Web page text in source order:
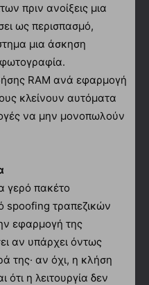
πριν ανοίξεις μια
ως περισπασμό,
μια άσκηση
RAM ανά εφαρμογή
κλείνουν αυτόματα
να μην μονοπωλούν
γερό πακέτο
spoofing τραπεζικών
εφαρμογή της
αν υπάρχει όντως
της· αν όχι, η κλήση
ότι η λειτουργία δεν